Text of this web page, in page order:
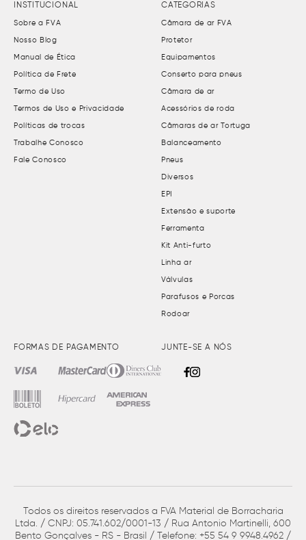
INSTITUCIONAL
Sobre a FVA
Nosso Blog
Manual de Ética
Política de Frete
Termo de Uso
Termos de Uso e Privacidade
Políticas de trocas
Trabalhe Conosco
Fale Conosco
CATEGORIAS
Câmara de ar FVA
Protetor
Equipamentos
Conserto para pneus
Câmara de ar
Acessórios de roda
Câmaras de ar Tortuga
Balanceamento
Pneus
Diversos
EPI
Extensão e suporte
Ferramenta
Kit Anti-furto
Linha ar
Válvulas
Parafusos e Porcas
Rodoar
FORMAS DE PAGAMENTO JUNTE-SE A NÓS
Todos os direitos reservados a FVA Material de Borracharia
Ltda. / CNPJ: 05.741.602/0001-13 / Rua Antonio Martinelli, 600
Bento Gonçalves - RS - Brasil / Telefone: +55 54 9 9948.4962 /